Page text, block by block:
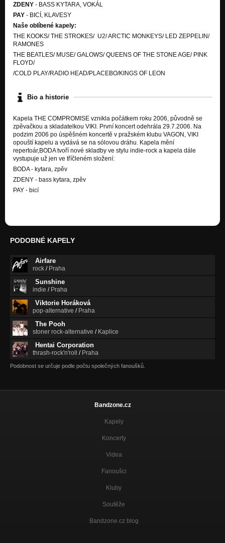
ZDENY - BASS KYTARA, VOKÁL
PAY - BICÍ, KLAVESY
Naše oblíbené kapely:
THE KOOKS/ THE STROKES/ U2/ ARCTIC MONKEYS/ LED ZEPPELIN/
RAMONES
THE BEATLES/ MUSE/ GALOWS/ QUEENS OF THE STONE AGE/ PINK
FLOYD/
/COLD PLAY/RADIO HEAD/PLACEBO/KINGS OF LEON
Bio a historie
Kapela THE COMPROMISE vznikla počátkem roku 2006, původně se
zpěvačkou a skladatelkou VIKI. První koncert odehrála 29.7.2006. Na
podzim 2006 po úspěšném koncertě v pražském klubu VAGON, VIKI
opouští kapelu a vydává se na sólovou dráhu. Kapela mění
repertoár,BODA tvoří nové skladby ve stylu indie-rock a kapela dále
vystupuje už jen ve tříčleném složení:
BODA - kytara, zpěv
ZDENY - bass kytara, zpěv
PAY - bicí
PODOBNÉ KAPELY
Airfare
rock / Praha
Sunshine
indie / Praha
Viktorie Horáková
pop-alternative / Praha
The Pooh
stoner rock-alternative / Kaplice
Hentai Corporation
thrash-rock'n'roll / Praha
Podobnost se určuje podle počtu společných fanoušků.
Bandzone.cz
Kapely
Koncerty
Videa
Fanoušci
Kluby
Soutěže
Bandzone.cz blog